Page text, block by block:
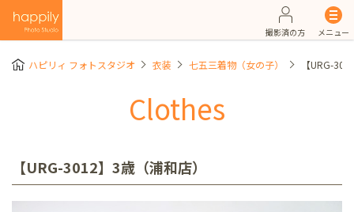
撮影済の方 メニュー
ハピリィ フォトスタジオ 衣装 七五三着物（女の子） 【URG-
Clothes
【URG-3012】3歳（浦和店）